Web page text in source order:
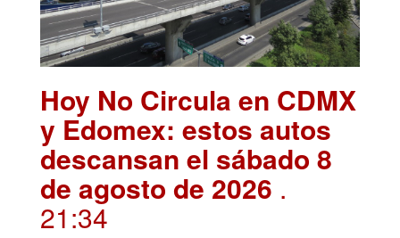
Hoy No Circula en CDMX
y Edomex: estos autos
descansan el sábado 8
de agosto de 2026 .
21:34